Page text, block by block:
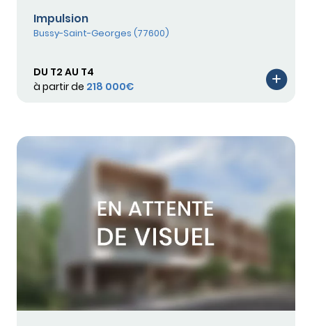
Impulsion
Bussy-Saint-Georges (77600)
DU T2 AU T4
à partir de 218 000€